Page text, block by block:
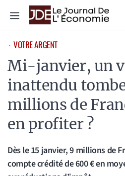
Menu
⋅ VOTRE ARGENT
Mi-janvier, un
inattendu
millions de
en profiter ?
Dès le 15 janvier, 9 millions de
compte crédité de 600 € en